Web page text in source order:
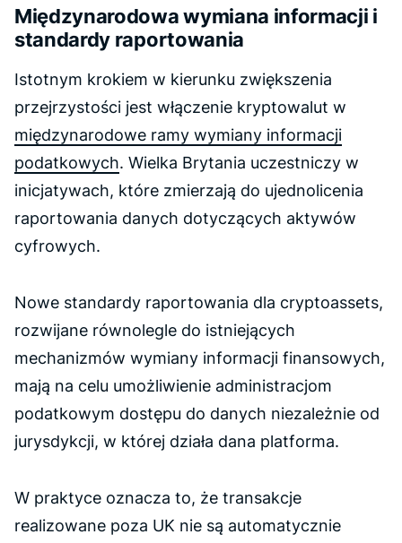
Międzynarodowa wymiana informacji i
standardy raportowania
Istotnym krokiem w kierunku zwiększenia
przejrzystości jest włączenie kryptowalut w
międzynarodowe ramy wymiany informacji
podatkowych. Wielka Brytania uczestniczy w
inicjatywach, które zmierzają do ujednolicenia
raportowania danych dotyczących aktywów
cyfrowych.
Nowe standardy raportowania dla cryptoassets,
rozwijane równolegle do istniejących
mechanizmów wymiany informacji finansowych,
mają na celu umożliwienie administracjom
podatkowym dostępu do danych niezależnie od
jurysdykcji, w której działa dana platforma.
W praktyce oznacza to, że transakcje
realizowane poza UK nie są automatycznie